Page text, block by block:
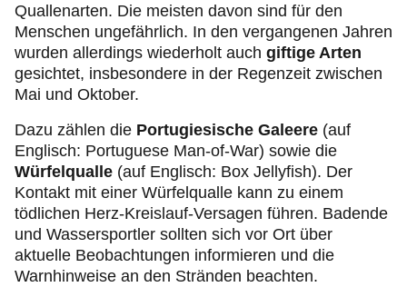
Quallenarten. Die meisten davon sind für den
Menschen ungefährlich. In den vergangenen Jahren
wurden allerdings wiederholt auch giftige Arten
gesichtet, insbesondere in der Regenzeit zwischen
Mai und Oktober.
Dazu zählen die Portugiesische Galeere (auf
Englisch: Portuguese Man-of-War) sowie die
Würfelqualle (auf Englisch: Box Jellyfish). Der
Kontakt mit einer Würfelqualle kann zu einem
tödlichen Herz-Kreislauf-Versagen führen. Badende
und Wassersportler sollten sich vor Ort über
aktuelle Beobachtungen informieren und die
Warnhinweise an den Stränden beachten.